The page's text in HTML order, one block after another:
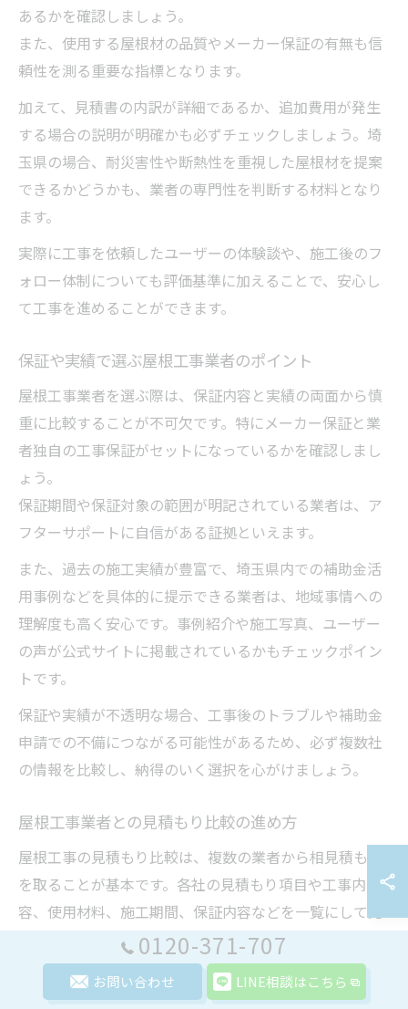
あるかを確認しましょう。
また、使用する屋根材の品質やメーカー保証の有無も信
頼性を測る重要な指標となります。
加えて、見積書の内訳が詳細であるか、追加費用が発生
する場合の説明が明確かも必ずチェックしましょう。埼
玉県の場合、耐災害性や断熱性を重視した屋根材を提案
できるかどうかも、業者の専門性を判断する材料となり
ます。
実際に工事を依頼したユーザーの体験談や、施工後のフ
ォロー体制についても評価基準に加えることで、安心し
て工事を進めることができます。
保証や実績で選ぶ屋根工事業者のポイント
屋根工事業者を選ぶ際は、保証内容と実績の両面から慎
重に比較することが不可欠です。特にメーカー保証と業
者独自の工事保証がセットになっているかを確認しまし
ょう。
保証期間や保証対象の範囲が明記されている業者は、ア
フターサポートに自信がある証拠といえます。
また、過去の施工実績が豊富で、埼玉県内での補助金活
用事例などを具体的に提示できる業者は、地域事情への
理解度も高く安心です。事例紹介や施工写真、ユーザー
の声が公式サイトに掲載されているかもチェックポイン
トです。
保証や実績が不透明な場合、工事後のトラブルや補助金
申請での不備につながる可能性があるため、必ず複数社
の情報を比較し、納得のいく選択を心がけましょう。
屋根工事業者との見積もり比較の進め方
屋根工事の見積もり比較は、複数の業者から相見積もり
を取ることが基本です。各社の見積もり項目や工事内
容、使用材料、施工期間、保証内容などを一覧にして比
見積もりは単なる金額比較ではなく、各項目の明細が明
確に記載されているかが重要な判断基準となります。
0120-371-707
お問い合わせ LINE相談はこちら